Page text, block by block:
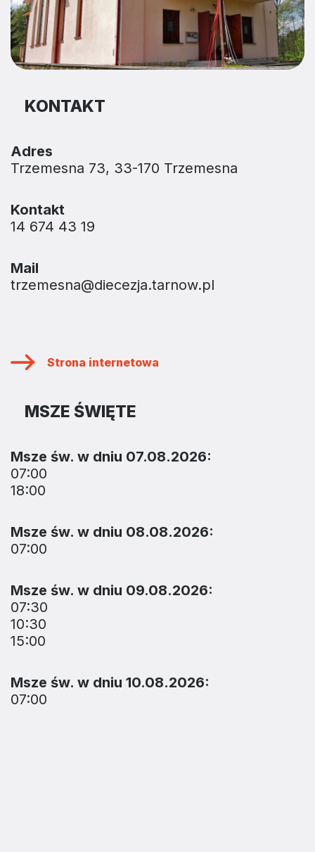
KONTAKT
Adres
Trzemesna 73, 33-170 Trzemesna
Kontakt
14 674 43 19
Mail
trzemesna@diecezja.tarnow.pl
Strona internetowa
MSZE ŚWIĘTE
Msze św. w dniu 07.08.2026:
07:00
18:00
Msze św. w dniu 08.08.2026:
07:00
Msze św. w dniu 09.08.2026:
07:30
10:30
15:00
Msze św. w dniu 10.08.2026:
07:00